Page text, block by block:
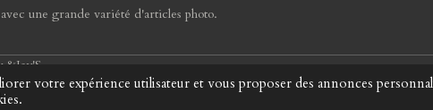
votre expérience utilisateur et vous proposer des annonces
une grande variété d'articles photo.
&Jay'S